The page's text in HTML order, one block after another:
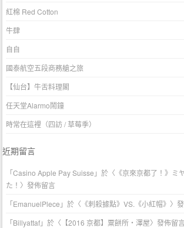
紅棉 Red Cotton
牛肆
自自
國泰航空五段商務艙之旅
【仙台】牛舌料理閣
任天堂Alarmo鬧鐘
時常在這裡（四訪 / 草莓季）
近期留言
「Casino Apple Pay Suisse 」於〈 《京來京都了！》ミ
た！ 〉發佈留言
「EmanuelPlece 」於〈 《刺殺據點》VS.《小紅帽》 〉
「Billyattaf」於〈 【2016 京都】粟餅所・澤屋〉發佈留